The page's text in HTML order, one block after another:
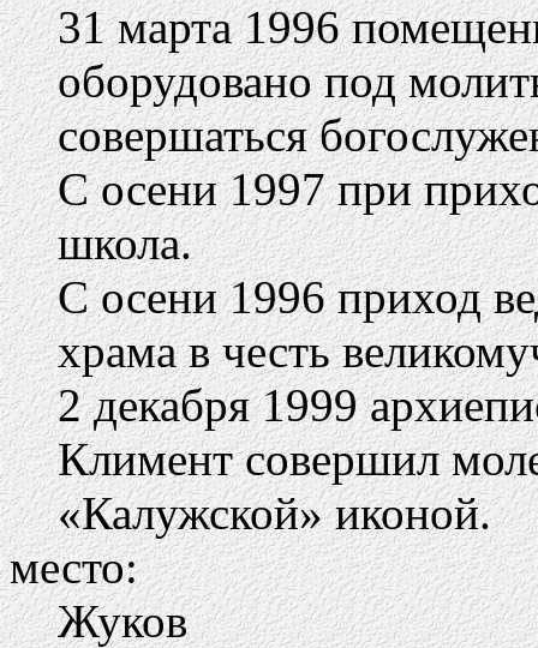
31 марта 1996
оборудовано под
совершаться
С осени 1997 при
школа.
С осени 1996 приход
храма в честь
2 декабря 1999
Климент совершил
«Калужской» иконой.
место:
Жуков